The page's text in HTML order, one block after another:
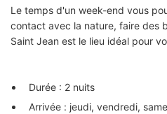
Diverses activités vous seront
personnes.
gros chêne de Saint Jean Aux
Le temps d'un week-end vous
contact avec la nature, faire des
Saint Jean est le lieu idéal pour
apprendre la permaculture,
partir à vélo ou à pied en foret
Durée : 2 nuits
Arrivée : jeudi, vendredi,